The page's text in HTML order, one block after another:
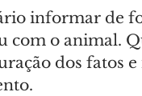
informar de
com o animal.
dos fatos